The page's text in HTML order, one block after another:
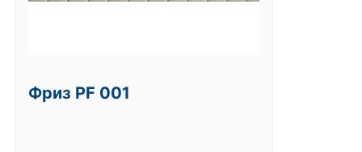
Фриз PF 001